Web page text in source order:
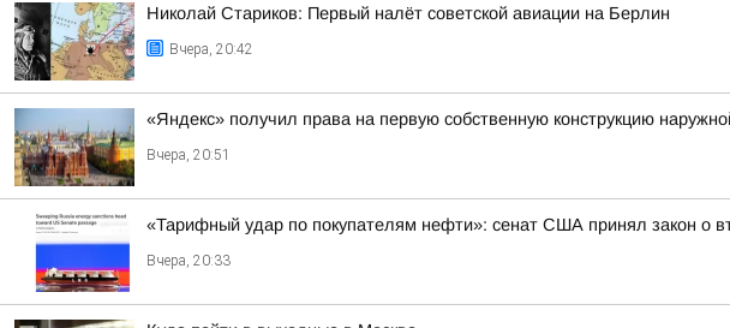
Николай Стариков: Первый налёт советской авиации на Берлин
Вчера, 20:42
«Яндекс» получил права на первую собственную конструкцию
Вчера, 20:51
«Тарифный удар по покупателям нефти»: сенат США принял закон о
Вчера, 20:33